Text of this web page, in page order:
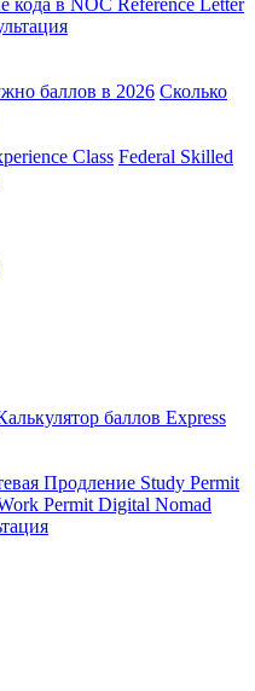
баллов в 2026 Сколько
Class Federal Skilled
баллов Express
Продление Study Permit
Permit Digital Nomad